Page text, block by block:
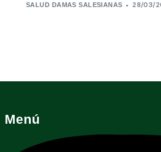
SALUD DAMAS SALESIANAS 28/03/
Menú